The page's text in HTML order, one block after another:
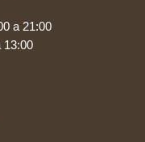
a 21:00
13:00